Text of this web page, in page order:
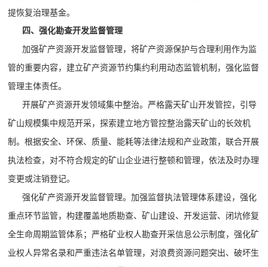
提恢复治理基金。
四、强化勘查开发监督管理
加强矿产资源开发监督管理，将矿产资源保护与合理利用作为监
管的重要内容，建立矿产资源节约集约利用动态监管机制，强化监督
管理主体责任。
开展矿产资源开发领域集中整治。严格露天矿山开发管控，引导
矿山规模集中规范开采，探索建立地方管控整治露天矿山的长效机
制。根据安全、环保、质量、能耗等法律法规和产业政策，联合开展
执法检查，对不符合规定的矿山企业进行整顿和管理，依法及时办理
变更或注销登记。
强化矿产资源开发监督管理。加强监督执法管理体系建设，强化
重点环节监管，构建覆盖地质勘查、矿山建设、开发运营、闭坑修复
全生命周期监管体系；严格矿业权人勘查开采信息公示制度，强化矿
业权人异常名录和严重违法名单管理，对浪费资源问题突出、破坏生